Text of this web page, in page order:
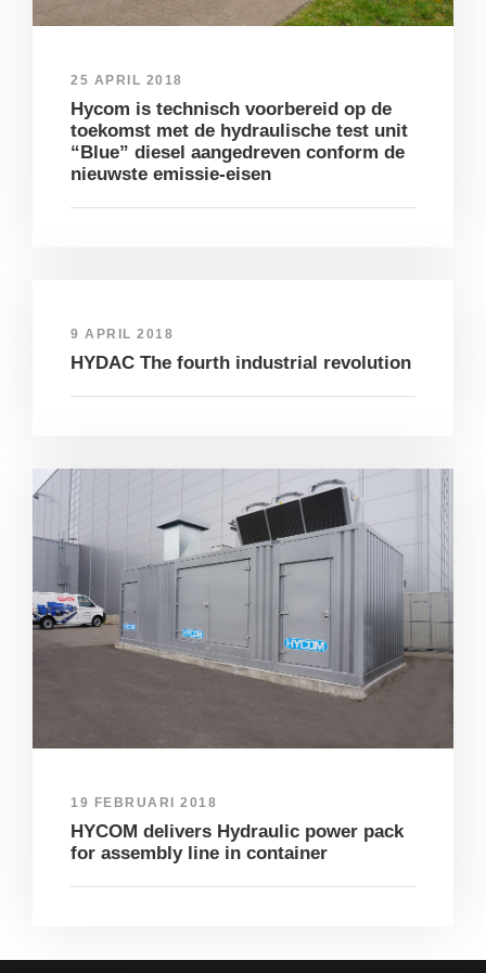
25 APRIL 2018
Hycom is technisch voorbereid op de
toekomst met de hydraulische test unit
“Blue” diesel aangedreven conform de
nieuwste emissie-eisen
9 APRIL 2018
HYDAC The fourth industrial revolution
19 FEBRUARI 2018
HYCOM delivers Hydraulic power pack
for assembly line in container